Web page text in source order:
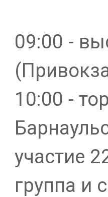
09:00 -
10:00 -
участие
группа и